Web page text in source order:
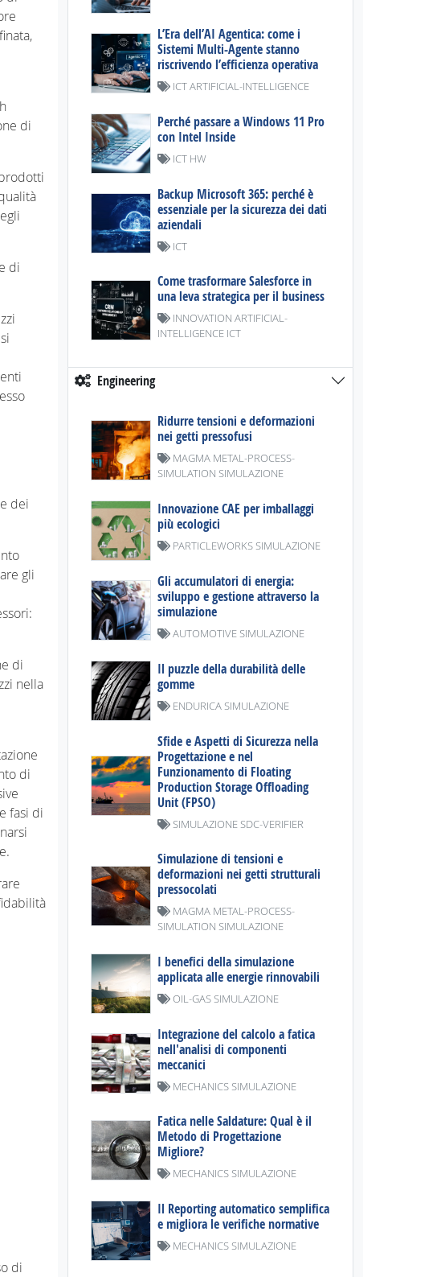
di
di
dei
gli
di
nella
di
fasi di
di
L’Era dell’AI Agentica: come i
Sistemi Multi-Agente stanno
riscrivendo l’efficienza operativa
ICT ARTIFICIAL-INTELLIGENCE
Perché passare a Windows 11 Pro
con Intel Inside
ICT HW
Backup Microsoft 365: perché è
essenziale per la sicurezza dei dati
aziendali
ICT
Come trasformare Salesforce in
una leva strategica per il business
INNOVATION ARTIFICIAL-
INTELLIGENCE ICT
Engineering
Ridurre tensioni e deformazioni
nei getti pressofusi
MAGMA METAL-PROCESS-
SIMULATION SIMULAZIONE
Innovazione CAE per imballaggi
più ecologici
PARTICLEWORKS SIMULAZIONE
Gli accumulatori di energia:
sviluppo e gestione attraverso la
simulazione
AUTOMOTIVE SIMULAZIONE
Il puzzle della durabilità delle
gomme
ENDURICA SIMULAZIONE
Sfide e Aspetti di Sicurezza nella
Progettazione e nel
Funzionamento di Floating
Production Storage Offloading
Unit (FPSO)
SIMULAZIONE SDC-VERIFIER
Simulazione di tensioni e
deformazioni nei getti strutturali
pressocolati
MAGMA METAL-PROCESS-
SIMULATION SIMULAZIONE
I benefici della simulazione
applicata alle energie rinnovabili
OIL-GAS SIMULAZIONE
Integrazione del calcolo a fatica
nell'analisi di componenti
meccanici
MECHANICS SIMULAZIONE
Fatica nelle Saldature: Qual è il
Metodo di Progettazione
Migliore?
MECHANICS SIMULAZIONE
Il Reporting automatico semplifica
e migliora le verifiche normative
MECHANICS SIMULAZIONE